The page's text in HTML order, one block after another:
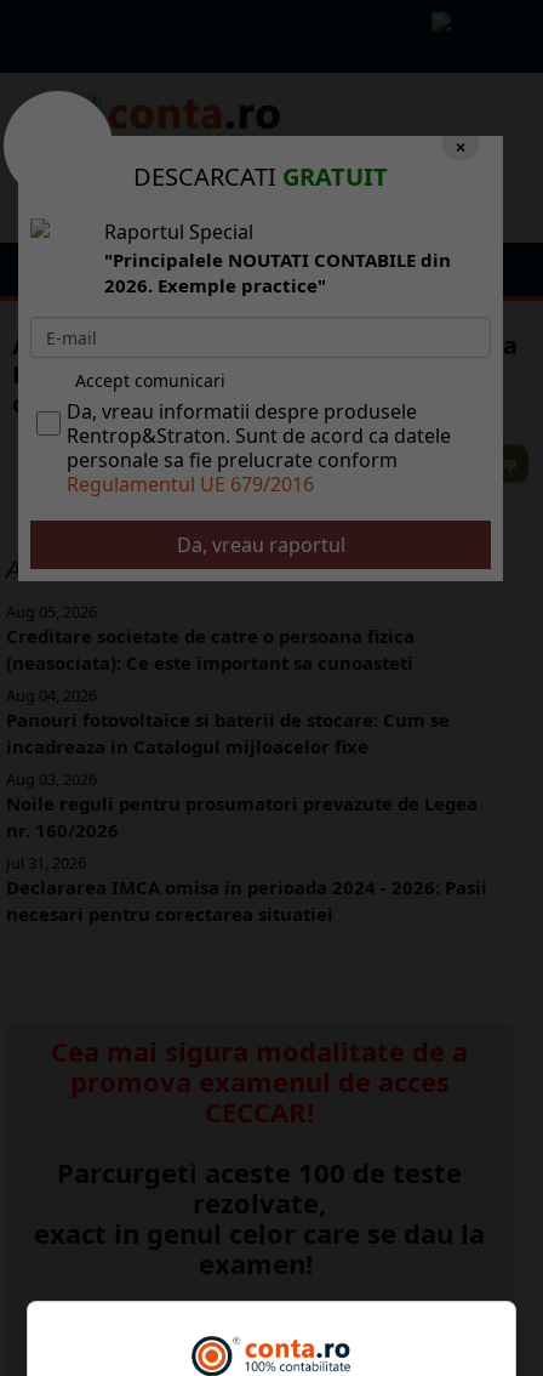
Acionarii E.ON Gaz Romnia i E.ON Moldova
Furnizare au aprobat fuziunea celor dou
compani
ALTE ARTICOLE
Aug 05, 2026
Creditare societate de catre o persoana fizica
(neasociata): Ce este important sa cunoasteti
Aug 04, 2026
Panouri fotovoltaice si baterii de stocare: Cum se
incadreaza in Catalogul mijloacelor fixe
Aug 03, 2026
Noile reguli pentru prosumatori prevazute de Legea
nr. 160/2026
Jul 31, 2026
Declararea IMCA omisa in perioada 2024 - 2026: Pasii
necesari pentru corectarea situatiei
Cea mai sigura modalitate de a
promova examenul de acces
CECCAR!
Parcurgeti aceste 100 de teste
rezolvate,
exact in genul celor care se dau la
examen!
...Detalii clickAICI
×
DESCARCATI GRATUIT
Raportul Special
"Principalele NOUTATI CONTABILE din
2026. Exemple practice"
Accept comunicari
Da, vreau informatii despre produsele
Rentrop&Straton. Sunt de acord ca datele
personale sa fie prelucrate conform
Regulamentul UE 679/2016